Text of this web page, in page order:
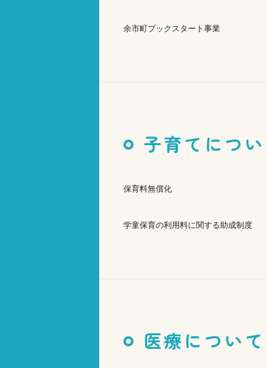
余市町ブックスタート事業
子育てについ
保育料無償化
学童保育の利用料に関する助成制度
医療について